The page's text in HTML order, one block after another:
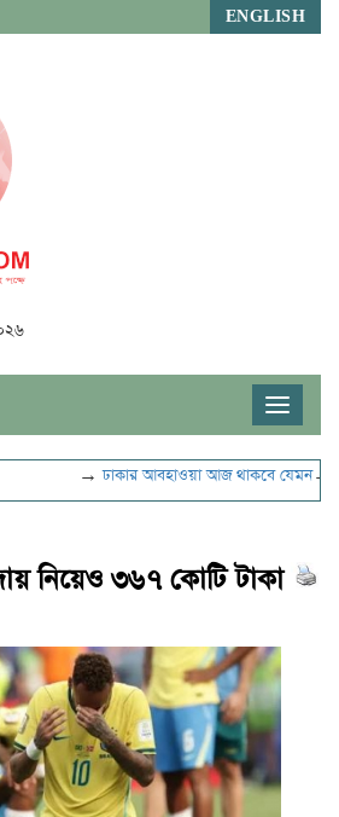
ENGLISH
Toggle
ঢাকার আবহাওয়া আজ থাকবে যেমন→ভুল
নিয়েও ৩৬৭ কোটি টাকা